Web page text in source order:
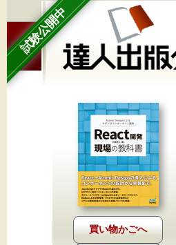
試験公開中